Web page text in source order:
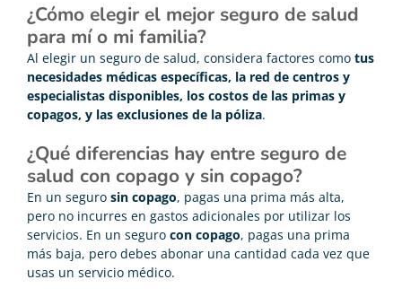
¿Cómo elegir el mejor seguro de salud
para mí o mi familia?
Al elegir un seguro de salud, considera factores como tus
necesidades médicas específicas, la red de centros y
especialistas disponibles, los costos de las primas y
copagos, y las exclusiones de la póliza.
¿Qué diferencias hay entre seguro de
salud con copago y sin copago?
En un seguro sin copago, pagas una prima más alta,
pero no incurres en gastos adicionales por utilizar los
servicios. En un seguro con copago, pagas una prima
más baja, pero debes abonar una cantidad cada vez que
usas un servicio médico.